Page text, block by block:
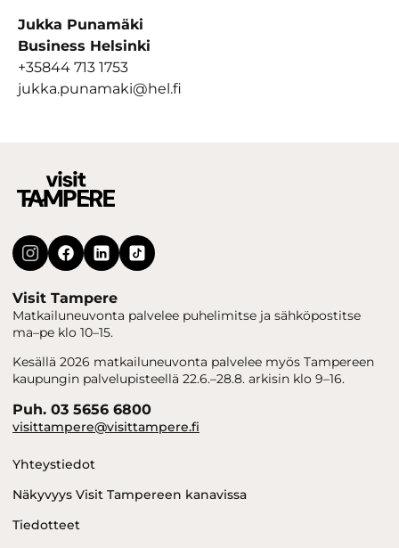
Jukka Punamäki
Business Helsinki
+35844 713 1753
jukka.punamaki@hel.fi
Visit Tampere
Matkailuneuvonta palvelee puhelimitse ja sähköpostitse
ma–pe klo 10–15.
Kesällä 2026 matkailuneuvonta palvelee myös Tampereen
kaupungin palvelupisteellä 22.6.–28.8. arkisin klo 9–16.
Puh. 03 5656 6800
visittampere@visittampere.fi
Yhteystiedot
Näkyvyys Visit Tampereen kanavissa
Tiedotteet